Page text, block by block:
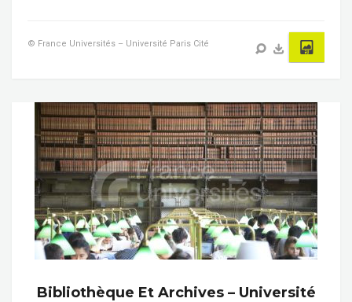
© France Universités – Université Paris Cité
Bibliothèque Et Archives – Université